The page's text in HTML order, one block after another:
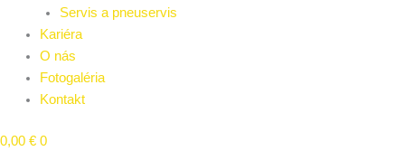
Servis a pneuservis
Kariéra
O nás
Fotogaléria
Kontakt
0,00 € 0